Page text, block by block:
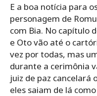
E a boa notícia para
personagem de
com Bia. No capítulo
e Oto vão até o
vez por todas, mas
durante a cerimônia
juiz de paz cancelará
eles saiam de lá